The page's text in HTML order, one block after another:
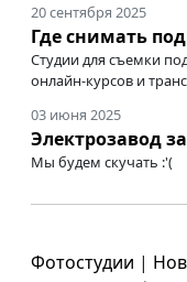
20 сентября 2025
Где снимать
Студии для съемки
онлайн-курсов и
03 июня 2025
Электрозавод
Мы будем скучать :'(
Фотостудии |